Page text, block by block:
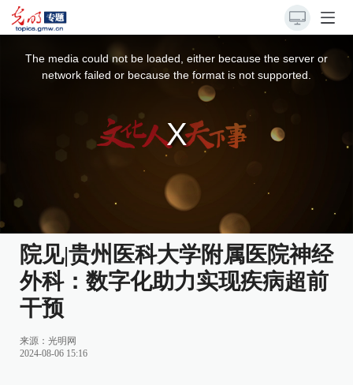
The media could not be loaded, either because the server or
network failed or because the format is not supported.
院见|贵州医科大学附属医院神经
外科：数字化助力实现疾病超前
干预
来源：光明网
2024-08-06 15:16